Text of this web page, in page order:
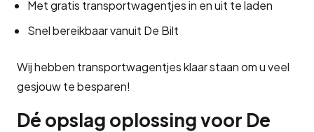
Met gratis transportwagentjes in en uit te laden
Snel bereikbaar vanuit De Bilt
Wij hebben transportwagentjes klaar staan om u veel
gesjouw te besparen!
Dé opslag oplossing voor De